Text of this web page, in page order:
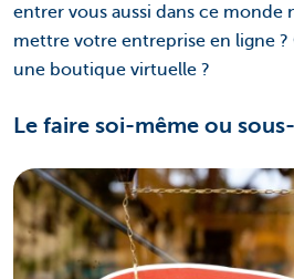
entrer vous aussi dans ce
mettre votre entreprise en ligne
une boutique virtuelle ?
Le faire soi-même ou